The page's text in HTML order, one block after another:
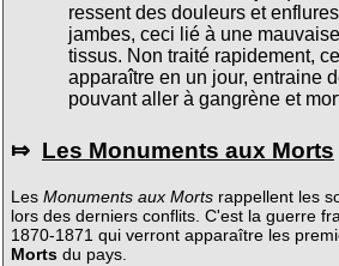
ressent des douleurs et
jambes, ceci lié à une
tissus. Non traité rapidement,
apparaître en un jour, entraine
pouvant aller à gangrène et
⤇ Les Monuments aux Morts
Les Monuments aux Mortsrappellent les
lors des derniers conflits. C'est la guerre
1870-1871 qui verront apparaître les
Mortsdu pays.